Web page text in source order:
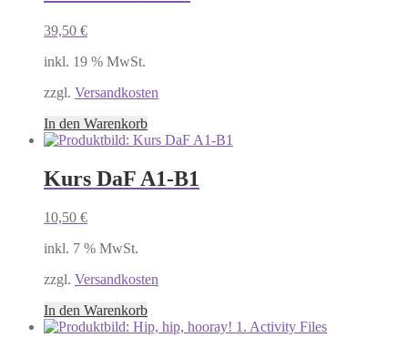
39,50 €
inkl. 19 % MwSt.
zzgl. Versandkosten
In den Warenkorb
Kurs DaF A1-B1
10,50 €
inkl. 7 % MwSt.
zzgl. Versandkosten
In den Warenkorb